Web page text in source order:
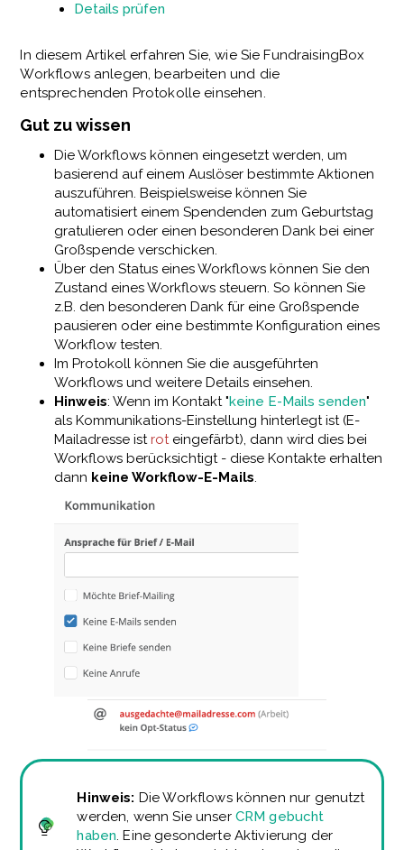
Details prüfen
In diesem Artikel erfahren Sie, wie Sie FundraisingBox
Workflows anlegen, bearbeiten und die
entsprechenden Protokolle einsehen.
Gut zu wissen
Die Workflows können eingesetzt werden, um
basierend auf einem Auslöser bestimmte Aktionen
auszuführen. Beispielsweise können Sie
automatisiert einem Spendenden zum Geburtstag
gratulieren oder einen besonderen Dank bei einer
Großspende verschicken.
Über den Status eines Workflows können Sie den
Zustand eines Workflows steuern. So können Sie
z.B. den besonderen Dank für eine Großspende
pausieren oder eine bestimmte Konfiguration eines
Workflow testen.
Im Protokoll können Sie die ausgeführten
Workflows und weitere Details einsehen.
Hinweis: Wenn im Kontakt "keine E-Mails senden"
als Kommunikations-Einstellung hinterlegt ist (E-
Mailadresse ist roteingefärbt), dann wird dies bei
Workflows berücksichtigt - diese Kontakte erhalten
dann keine Workflow-E-Mails.
Hinweis: Die Workflows können nur genutzt
werden, wenn Sie unser CRM gebucht
haben. Eine gesonderte Aktivierung der